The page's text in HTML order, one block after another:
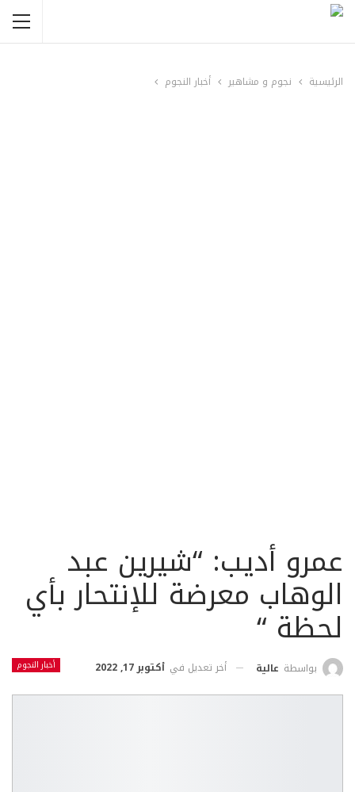
الرئيسية نجوم و مشاهير أخبار النجوم
عمرو أديب: “شيرين عبد
الوهاب معرضة للإنتحار بأي
لحظة “
أخبار النجوم بواسطة عالية أخر تعديل في أكتوبر 17, 2022